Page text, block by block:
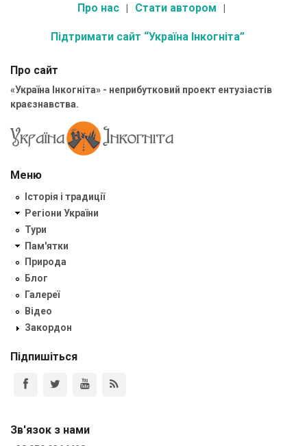
Про нас Стати автором
Підтримати сайт “Україна Інкогніта”
Про сайт
«Україна Інкогніта» - неприбутковий проект ентузіастів
краєзнавства.
Меню
Історія і традиції
Регіони України
Тури
Пам'ятки
Природа
Блог
Галереї
Відео
Закордон
Підпишіться
Зв'язок з нами